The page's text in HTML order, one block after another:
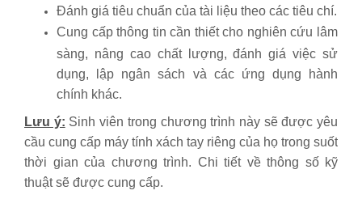
Đánh giá tiêu chuẩn của tài liệu theo các tiêu chí.
Cung cấp thông tin cần thiết cho nghiên cứu lâm
sàng, nâng cao chất lượng, đánh giá việc sử
dụng, lập ngân sách và các ứng dụng hành
chính khác.
Lưu ý: Sinh viên trong chương trình này sẽ được yêu
cầu cung cấp máy tính xách tay riêng của họ trong suốt
thời gian của chương trình. Chi tiết về thông số kỹ
thuật sẽ được cung cấp.